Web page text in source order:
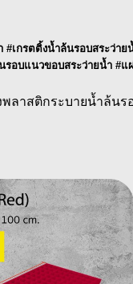
เกรตติ้งน้ำล้นรอบสระว่
รอบแนวขอบสระว่ายน้ำ